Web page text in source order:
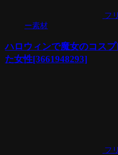
フリ
ー素材
ハロウィンで魔女のコスプ
た女性[3661948293]
フリ